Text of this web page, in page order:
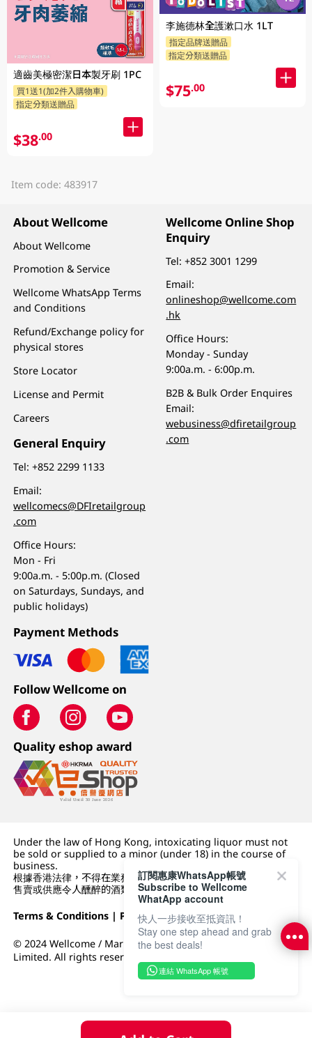
適齒美極密潔日本製牙刷 1PC
買1送1(加2件入購物車)
指定分類送贈品
$38.00
李施德林全護漱口水 1LT
指定品牌送贈品
指定分類送贈品
$75.00
Item code: 483917
About Wellcome
About Wellcome
Promotion & Service
Wellcome WhatsApp Terms
and Conditions
Refund/Exchange policy for
physical stores
Store Locator
License and Permit
Careers
General Enquiry
Tel:+852 2299 1133
Email:
wellcomecs@DFIretailgroup
.com
Office Hours:
Mon - Fri
9:00a.m. - 5:00p.m. (Closed
on Saturdays, Sundays, and
public holidays)
Wellcome Online Shop
Enquiry
Tel:+852 3001 1299
Email:
onlineshop@wellcome.com
.hk
Office Hours:
Monday - Sunday
9:00a.m. - 6:00p.m.
B2B & Bulk Order Enquires
Email:
webusiness@dfiretailgroup
.com
Payment Methods
Follow Wellcome on
Quality eshop award
Under the law of Hong Kong, intoxicating liquor must not
be sold or supplied to a minor (under 18) in the course of
business.
根據香港法律，不得在業務過程中，向未成年人 (18 歲以下人士)
售賣或供應令人醺醉的酒類。
Terms & Conditions | Privacy Policy|DFI Retail Group
© 2024 Wellcome / Market Place. The Dairy Farm Company
Limited. All rights reserved.
訂閱惠康WhatsApp帳號
Subscribe to Wellcome
WhatApp account
快人一步接收至抵資訊！
Stay one step ahead and grab
the best deals!
連結 WhatsApp 帳號